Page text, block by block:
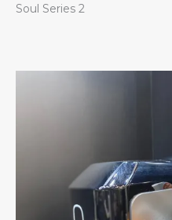
Soul Series 2